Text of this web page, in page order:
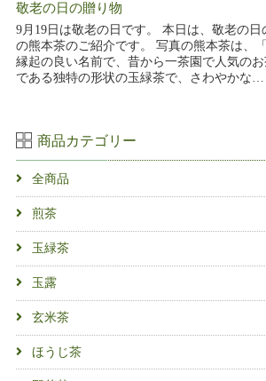
敬老の日の贈り物
9月19日は敬老の日です。 本日は、敬老の
の熊本茶のご紹介です。 写真の熊本茶は、
縁起の良い名前で、昔から一茶園で人気の
である独特の形状の玉緑茶で、さわやかな…
商品カテゴリー
全商品
煎茶
玉緑茶
玉露
玄米茶
ほうじ茶